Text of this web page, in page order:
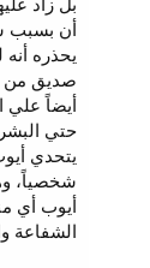
أن بسبب
يحذره
صديق من
أيضاً علي
حتي
يتحدي
شخصياً،
أيوب أي
الشفاعة